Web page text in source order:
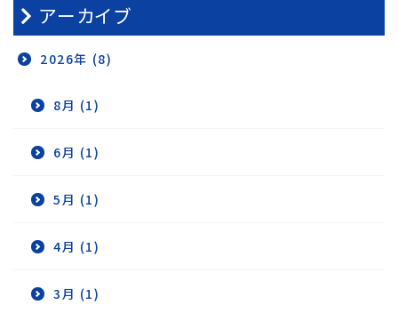
アーカイブ
2026年 (8)
8月 (1)
6月 (1)
5月 (1)
4月 (1)
3月 (1)